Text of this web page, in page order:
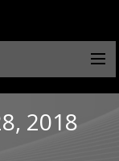
2018